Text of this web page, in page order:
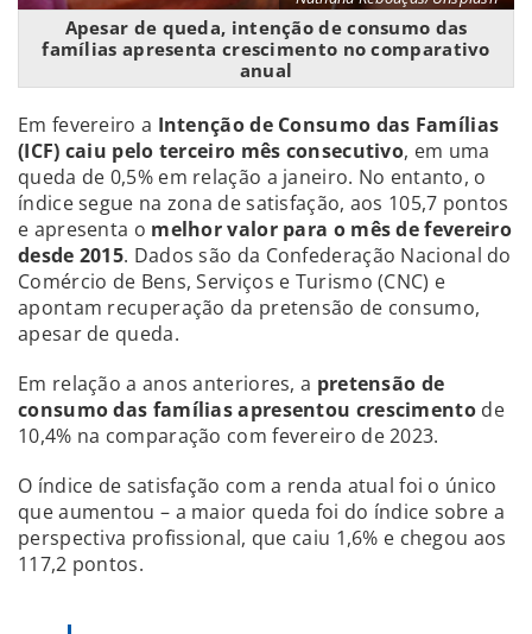
Apesar de queda, intenção de consumo das
famílias apresenta crescimento no comparativo
anual
Em fevereiro a Intenção de Consumo das Famílias
(ICF) caiu pelo terceiro mês consecutivo, em uma
queda de 0,5% em relação a janeiro. No entanto, o
índice segue na zona de satisfação, aos 105,7 pontos
e apresenta o melhor valor para o mês de fevereiro
desde 2015. Dados são da Confederação Nacional do
Comércio de Bens, Serviços e Turismo (CNC) e
apontam recuperação da pretensão de consumo,
apesar de queda.
Em relação a anos anteriores, a pretensão de
consumo das famílias apresentou crescimento de
10,4% na comparação com fevereiro de 2023.
O índice de satisfação com a renda atual foi o único
que aumentou – a maior queda foi do índice sobre a
perspectiva profissional, que caiu 1,6% e chegou aos
117,2 pontos.